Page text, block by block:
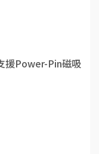
援Power-Pin磁吸